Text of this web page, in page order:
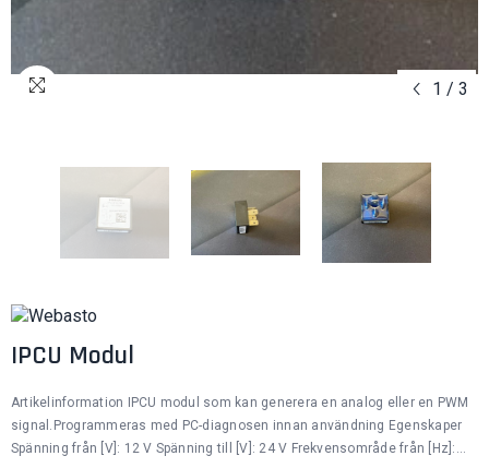
1 / 3
IPCU Modul
Artikelinformation IPCU modul som kan generera en analog eller en PWM
signal.Programmeras med PC-diagnosen innan användning Egenskaper
Spänning från [V]: 12 V Spänning till [V]: 24 V Frekvensområde från [Hz]:...